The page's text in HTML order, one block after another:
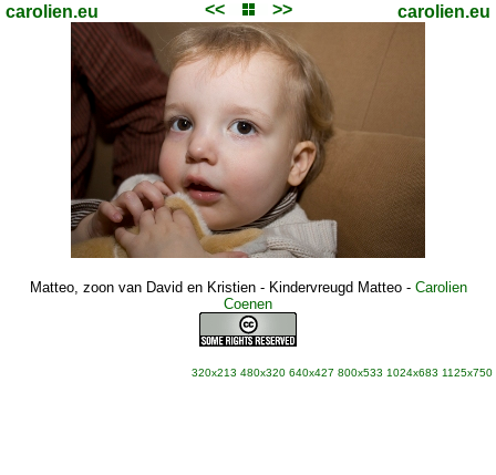
carolien.eu << >> carolien.eu
Matteo, zoon van David en Kristien - Kindervreugd Matteo- Carolien
Coenen
320x213 480x320 640x427 800x533 1024x683 1125x750